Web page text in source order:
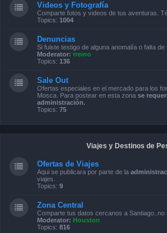
Videos y Fotografía
Comparte fotos y videos de tus aventuras.
Topics: 1004
Denuncias
Si fuiste testigo de alguna anomalía o falta
Moderator: rreino
Topics: 136
Sale Out
Ofertas especiales en el mercado para los
Mosca. Para postear en esta zona se
administración.
Topics: 75
Viajes y Destinos de
Ofertas de Viajes
Aqui se publicara por parte de la
viajes.
Topics: 9
Zona Central
Comparte tus datos cercanos a Santiago..no
Moderator: Houston
Topics: 816